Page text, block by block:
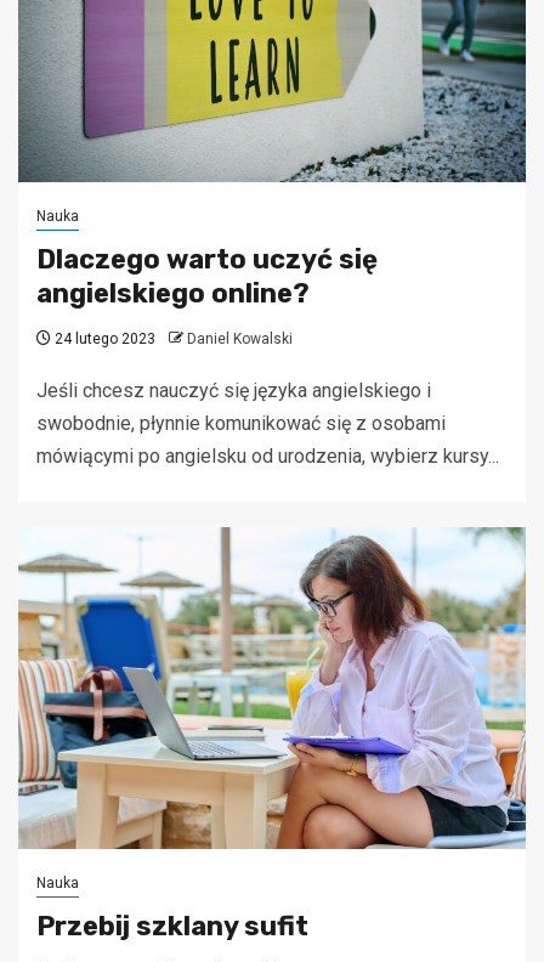
Nauka
Dlaczego warto uczyć się
angielskiego online?
24 lutego 2023 Daniel Kowalski
Jeśli chcesz nauczyć się języka angielskiego i
swobodnie, płynnie komunikować się z osobami
mówiącymi po angielsku od urodzenia, wybierz kursy...
Nauka
Przebij szklany sufit